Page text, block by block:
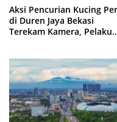
Aksi Pencurian Kucing
di Duren Jaya Bekasi
Terekam Kamera, Pelaku